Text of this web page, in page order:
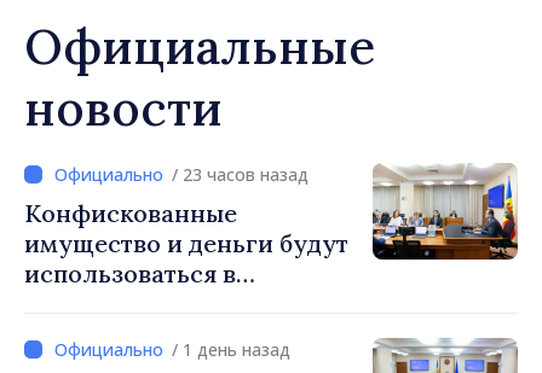
Официальные
новости
/ 23 часов назад
Конфискованные
имущество и деньги будут
использоваться в
общественных интересах
/ 1 день назад